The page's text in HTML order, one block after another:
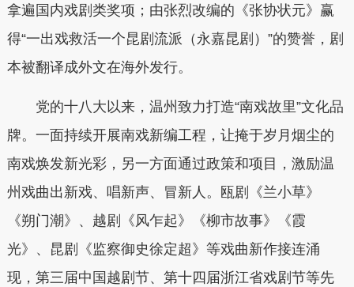
拿遍国内戏剧类奖项；由张烈改编的《张协状元》赢
得“一出戏救活一个昆剧流派（永嘉昆剧）”的赞誉，剧
本被翻译成外文在海外发行。
党的十八大以来，温州致力打造“南戏故里”文化品
牌。一面持续开展南戏新编工程，让掩于岁月烟尘的
南戏焕发新光彩，另一方面通过政策和项目，激励温
州戏曲出新戏、唱新声、冒新人。瓯剧《兰小草》
《朔门潮》、越剧《风乍起》《柳市故事》《霞
光》、昆剧《监察御史徐定超》等戏曲新作接连涌
现，第三届中国越剧节、第十四届浙江省戏剧节等先